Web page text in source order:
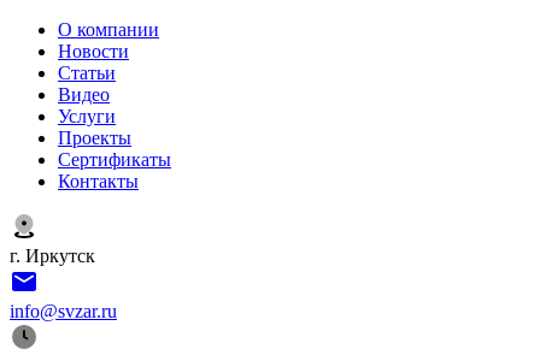
О компании
Новости
Статьи
Видео
Услуги
Проекты
Сертификаты
Контакты
г. Иркутск
info@svzar.ru